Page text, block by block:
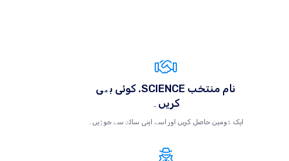
کوئی بھی .SCIENCE نام منتخب
کریں۔
ایک ڈومین حاصل کریں اور اسے اپنی سائٹ سے جوڑیں۔